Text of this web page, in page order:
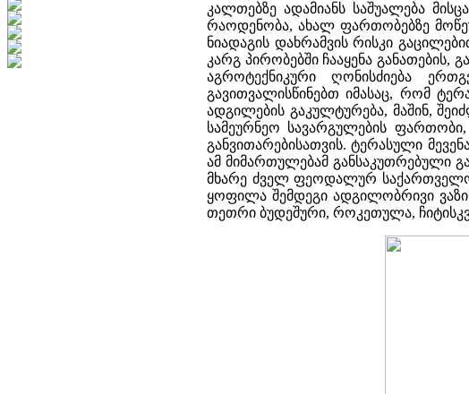
კალთებზე ადამიანს საშუალება
რაოდენობა, ახალ ფართობებზე
ნიადაგის დახრამვის რისკი
კარგ პირობებში ჩააყენა
აგროტექნიკური ღონისძიება
გავითვალისწინებთ იმასაც, რომ
ადგილების გაკულტურება, მაშინ,
სამეურნეო სავარგულების ფართობი,
განვითარებისათვის. ტერასული
ამ მიმართულებამ განსაკუთრებული
მხარე ძველ ფეოდალურ
ყოფილა შემდეგი ადგილობრივი
თეთრი ბუდეშური, როკეთულა,